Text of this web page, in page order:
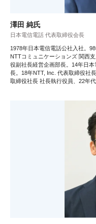
澤田 純氏
日本電信電話 代表取締役会長
1978年日本電信電話公社入社。
NTTコミュニケーションズ 関西
役副社長経営企画部長。14年日
長。18年NTT, Inc. 代表取締役社
取締役社長 社長執行役員、22年